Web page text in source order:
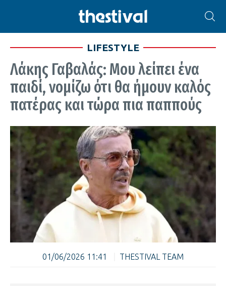
LIFESTYLE
Λάκης Γαβαλάς: Μου λείπει ένα
παιδί, νομίζω ότι θα ήμουν καλός
πατέρας και τώρα πια παππούς
01/06/2026 11:41 THESTIVAL TEAM